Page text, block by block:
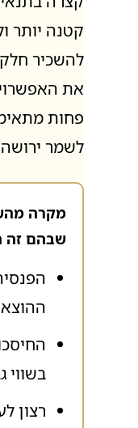
קטנה יותר
להשכיר
את
פחות
לשמר
מקרה
שבהם זה
בשווי
רצון